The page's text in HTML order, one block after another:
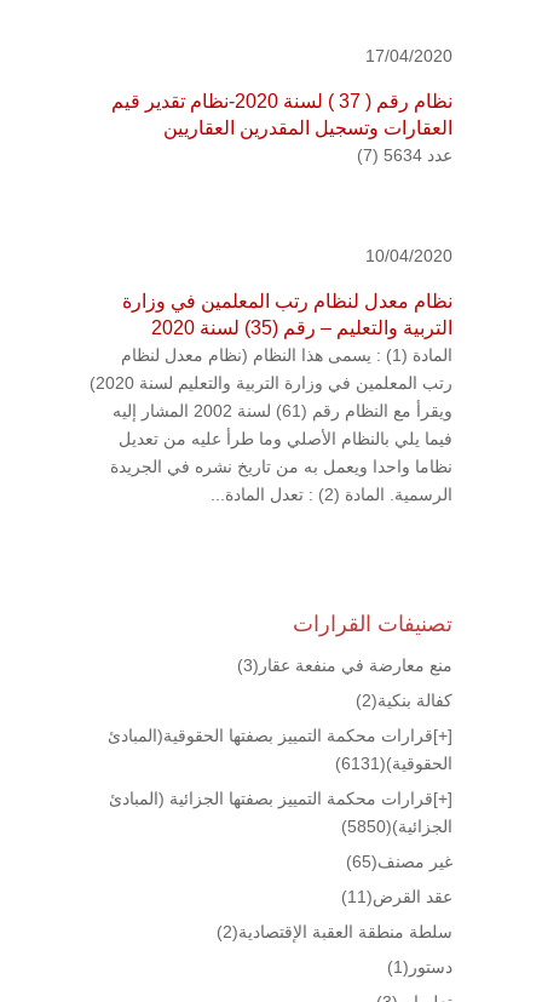
17/04/2020
نظام رقم ( 37 ) لسنة 2020-نظام تقدير قيم
العقارات وتسجيل المقدرين العقاريين
عدد 5634 (7)
10/04/2020
نظام معدل لنظام رتب المعلمين في وزارة
التربية والتعليم – رقم (35) لسنة 2020
المادة (1) : يسمى هذا النظام (نظام معدل لنظام
رتب المعلمين في وزارة التربية والتعليم لسنة 2020)
ويقرأ مع النظام رقم (61) لسنة 2002 المشار إليه
فيما يلي بالنظام الأصلي وما طرأ عليه من تعديل
نظاما واحدا ويعمل به من تاريخ نشره في الجريدة
الرسمية. المادة (2) : تعدل المادة...
تصنيفات القرارات
منع معارضة في منفعة عقار (3)
كفالة بنكية(2)
[+]قرارات محكمة التمييز بصفتها الحقوقية(المبادئ
الحقوقية)(6131)
[+]قرارات محكمة التمييز بصفتها الجزائية (المبادئ
الجزائية)(5850)
غير مصنف(65)
عقد القرض(11)
سلطة منطقة العقبة الإقتصادية(2)
دستور (1)